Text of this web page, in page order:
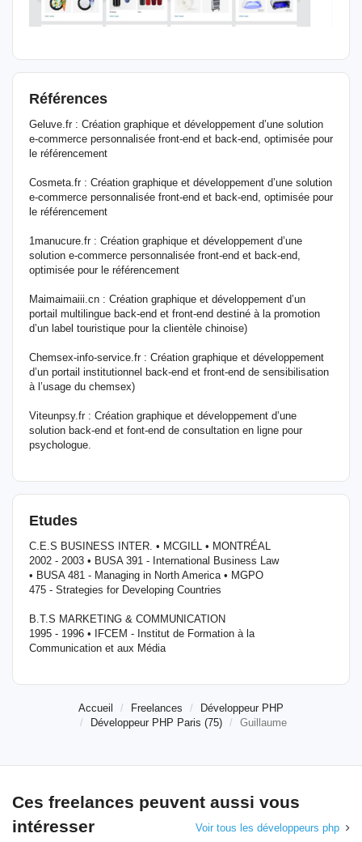
Références
Geluve.fr : Création graphique et développement d’une solution
e-commerce personnalisée front-end et back-end, optimisée pour
le référencement
Cosmeta.fr : Création graphique et développement d’une solution
e-commerce personnalisée front-end et back-end, optimisée pour
le référencement
1manucure.fr : Création graphique et développement d’une
solution e-commerce personnalisée front-end et back-end,
optimisée pour le référencement
Maimaimaiii.cn : Création graphique et développement d’un
portail multilingue back-end et front-end destiné à la promotion
d’un label touristique pour la clientèle chinoise)
Chemsex-info-service.fr : Création graphique et développement
d’un portail institutionnel back-end et front-end de sensibilisation
à l’usage du chemsex)
Viteunpsy.fr : Création graphique et développement d’une
solution back-end et font-end de consultation en ligne pour
psychologue.
Etudes
C.E.S BUSINESS INTER. • MCGILL • MONTRÉAL
2002 - 2003 • BUSA 391 - International Business Law
• BUSA 481 - Managing in North America • MGPO
475 - Strategies for Developing Countries
B.T.S MARKETING & COMMUNICATION
1995 - 1996 • IFCEM - Institut de Formation à la
Communication et aux Média
Accueil Freelances
Développeur PHP
Développeur PHP Paris (75)
Guillaume
Ces freelances peuvent aussi vous
intéresser
Voir tous les développeurs php